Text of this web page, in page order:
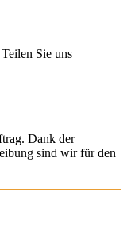
Sie uns
Dank der
sind wir für den